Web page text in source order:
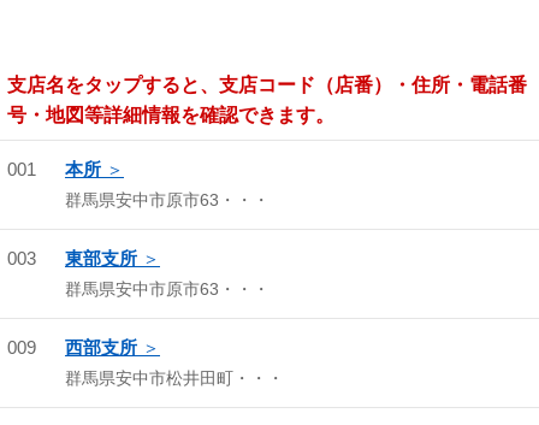
支店名をタップすると、支店コード（店番）・住所・電話番
号・地図等詳細情報を確認できます。
001 本所
群馬県安中市原市63・・・
003 東部支所
群馬県安中市原市63・・・
009 西部支所
群馬県安中市松井田町・・・